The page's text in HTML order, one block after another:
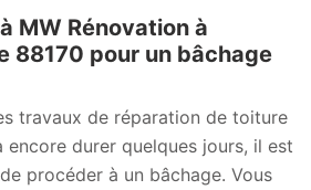
MW Rénovation à
88170 pour un bâchage
travaux de réparation de toiture
encore durer quelques jours, il est
procéder à un bâchage. Vous